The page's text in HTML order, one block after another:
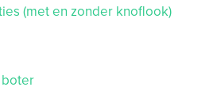
(met en zonder knoflook)